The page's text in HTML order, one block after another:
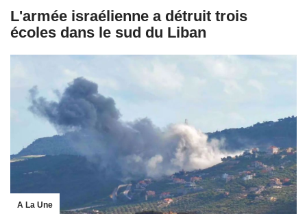
L'armée israélienne a détruit trois
écoles dans le sud du Liban
A La Une